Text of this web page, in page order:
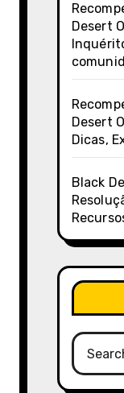
Desert
Desert
Dicas,
Black
Search
for: